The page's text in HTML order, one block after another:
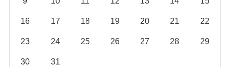
16 17 18 19 20 21 22
23 24 25 26 27 28 29
30 31